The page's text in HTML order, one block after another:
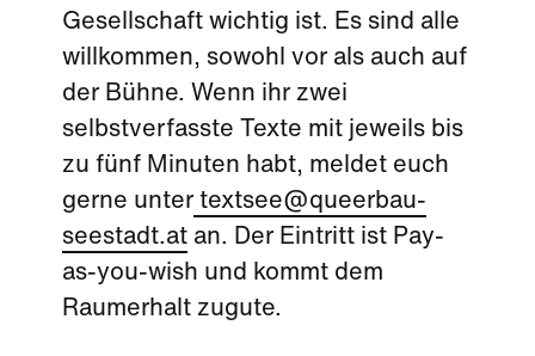
Gesellschaft wichtig ist. Es sind alle
willkommen, sowohl vor als auch auf
der Bühne. Wenn ihr zwei
selbstverfasste Texte mit jeweils bis
zu fünf Minuten habt, meldet euch
gerne unter textsee@queerbau-
seestadt.at an. Der Eintritt ist Pay-
as-you-wish und kommt dem
Raumerhalt zugute.